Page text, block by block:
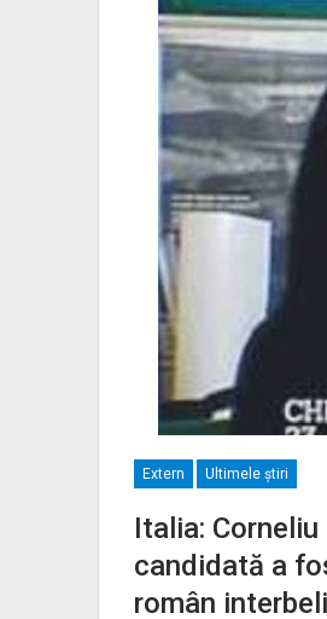
Extern Ultimele ştiri
Italia:
candidată a
român